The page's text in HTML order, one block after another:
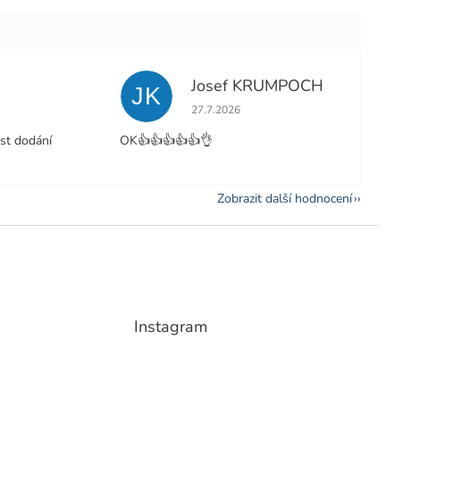
je 5 z 5 hvězdiček.
dodání
JK Josef KRUMPOCH
Hodnocení obchodu je 5 z 5 hvězdiček.
27.7.2026
OK👍👍👍👍👍👌
Zobrazit další hodnocení
Instagram